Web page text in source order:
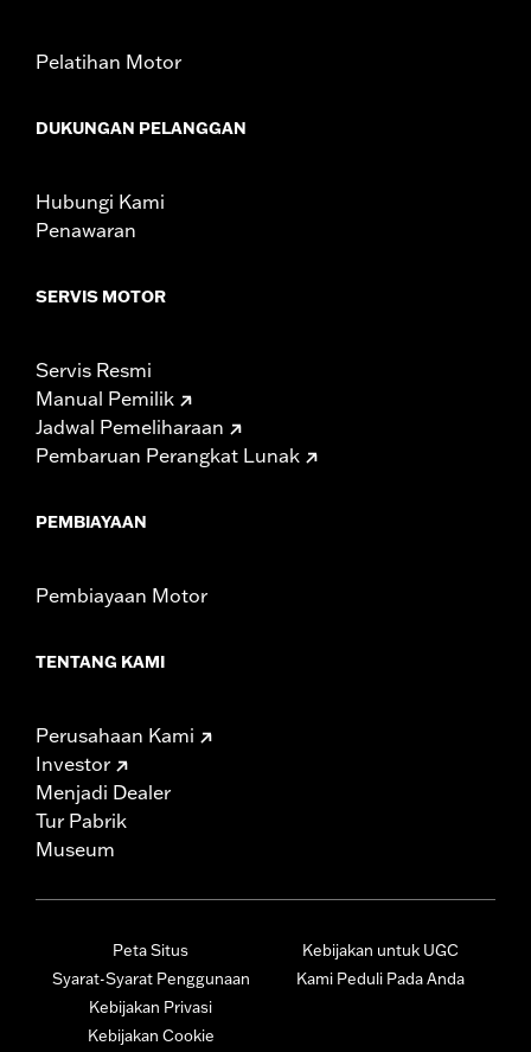
Pelatihan Motor
DUKUNGAN PELANGGAN
Hubungi Kami
Penawaran
SERVIS MOTOR
Servis Resmi
Manual Pemilik
Jadwal Pemeliharaan
Pembaruan Perangkat Lunak
PEMBIAYAAN
Pembiayaan Motor
TENTANG KAMI
Perusahaan Kami
Investor
Menjadi Dealer
Tur Pabrik
Museum
Peta Situs
Syarat-Syarat Penggunaan
Kebijakan Privasi
Kebijakan Cookie
Kebijakan untuk UGC
Kami Peduli Pada Anda